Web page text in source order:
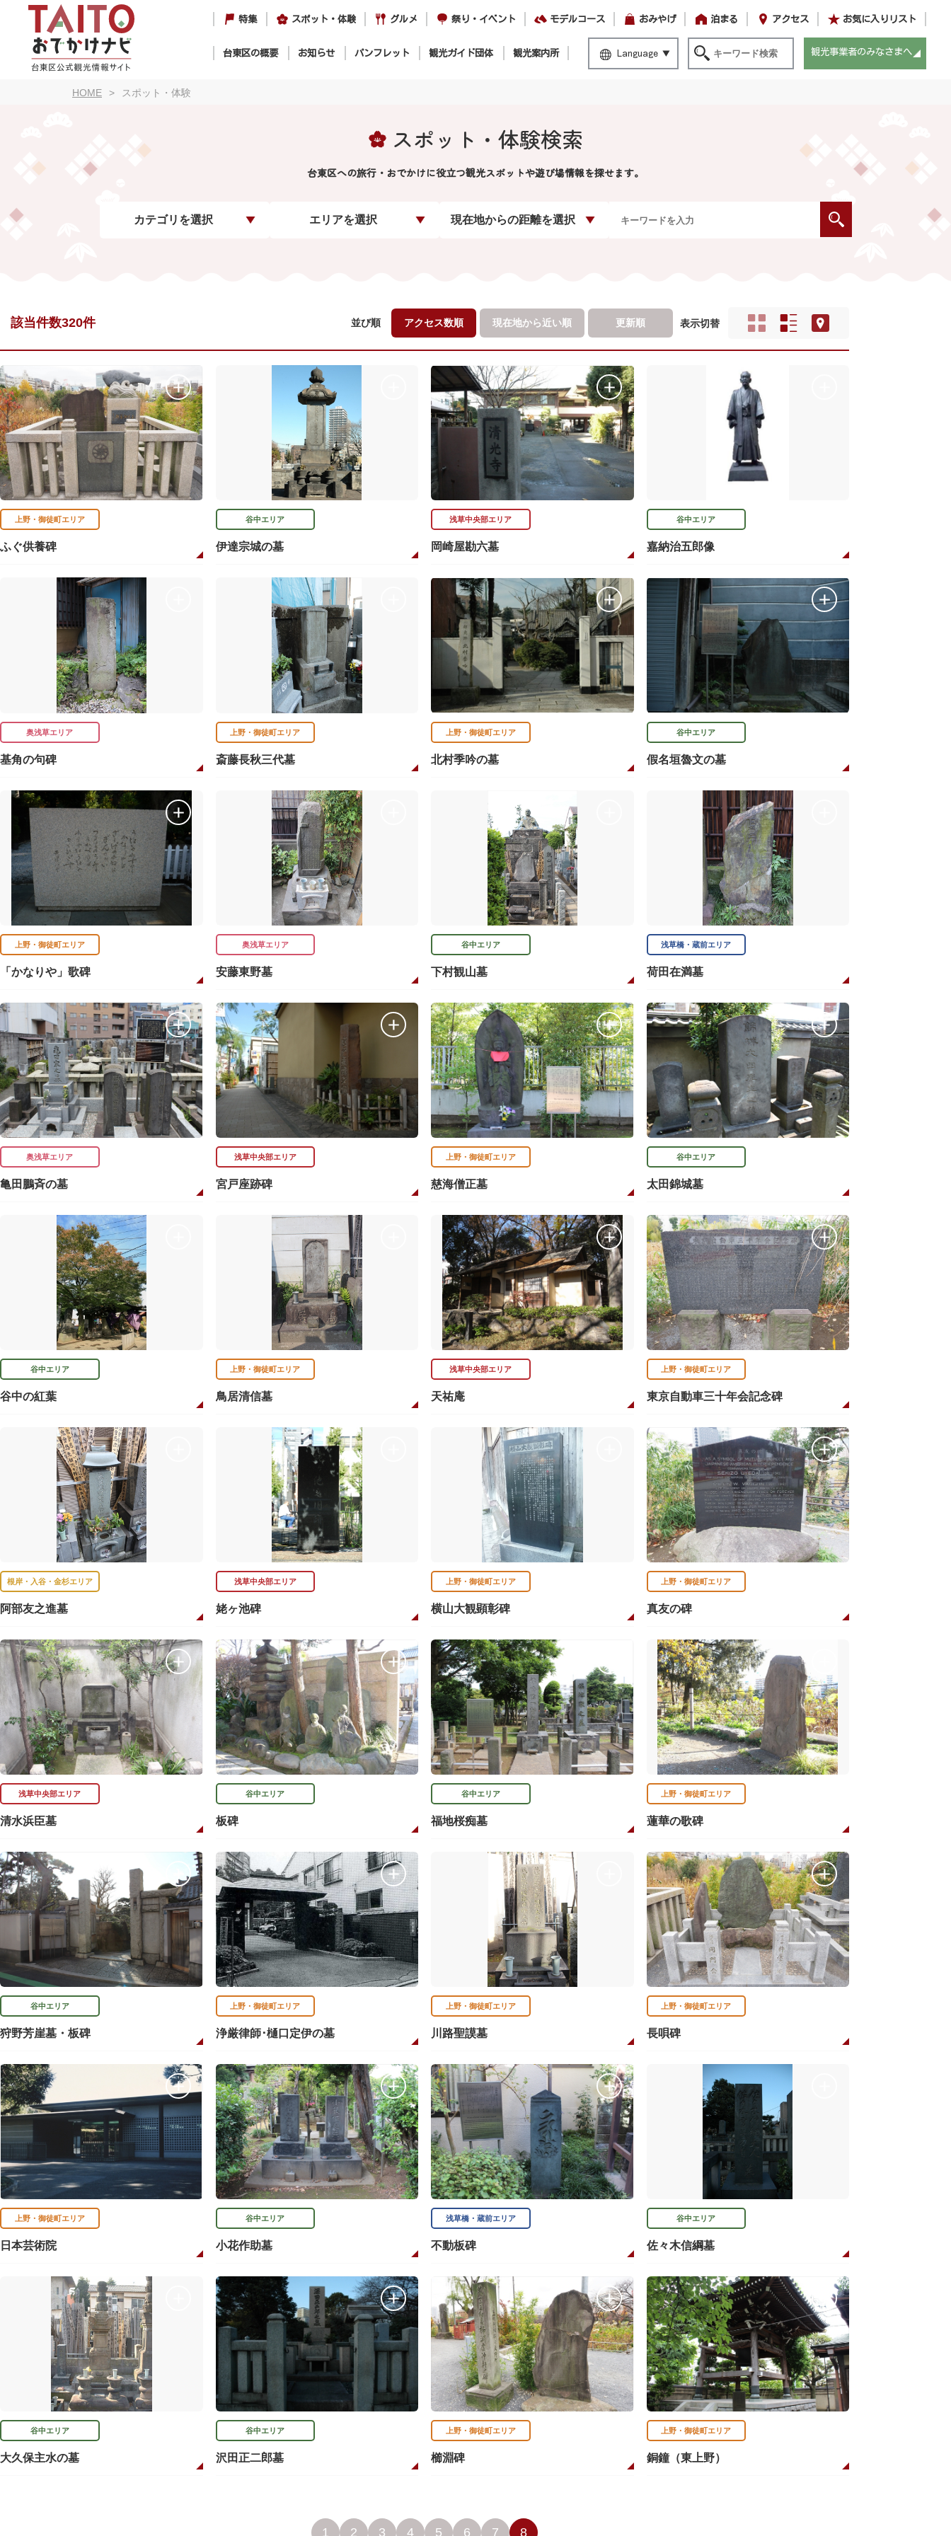
特集 スポット・体験 グルメ 祭り・イベント モデルコース おみやげ 泊まる アクセス お気に入りリスト
台東区の概要 お知らせ パンフレット 観光ガイド団体 観光案内所 Language 観光事業者のみなさまへ
HOME スポット・体験
スポット・体験検索
台東区への旅行・おでかけに役立つ観光スポットや遊び場情報を探せます。
カテゴリを選択 エリアを選択 現在地からの距離を選択
該当件数320件 並び順 アクセス数順 現在地から近い順 更新順 表示切替
上野・御徒町エリア
ふぐ供養碑
谷中エリア
伊達宗城の墓
浅草中央部エリア
岡崎屋勘六墓
谷中エリア
嘉納治五郎像
奥浅草エリア
基角の句碑
上野・御徒町エリア
斎藤長秋三代墓
上野・御徒町エリア
北村季吟の墓
谷中エリア
假名垣魯文の墓
上野・御徒町エリア
「かなりや」歌碑
奥浅草エリア
安藤東野墓
谷中エリア
下村観山墓
浅草橋・蔵前エリア
荷田在満墓
奥浅草エリア
亀田鵬斉の墓
浅草中央部エリア
宮戸座跡碑
上野・御徒町エリア
慈海僧正墓
谷中エリア
太田錦城墓
谷中エリア
谷中の紅葉
上野・御徒町エリア
鳥居清信墓
浅草中央部エリア
天祐庵
上野・御徒町エリア
東京自動車三十年会記念碑
根岸・入谷・金杉エリア
阿部友之進墓
浅草中央部エリア
姥ヶ池碑
上野・御徒町エリア
横山大観顕彰碑
上野・御徒町エリア
真友の碑
浅草中央部エリア
清水浜臣墓
谷中エリア
板碑
谷中エリア
福地桜痴墓
上野・御徒町エリア
蓮華の歌碑
谷中エリア
狩野芳崖墓・板碑
上野・御徒町エリア
浄厳律師･樋口定伊の墓
上野・御徒町エリア
川路聖謨墓
上野・御徒町エリア
長唄碑
上野・御徒町エリア
日本芸術院
谷中エリア
小花作助墓
浅草橋・蔵前エリア
不動板碑
谷中エリア
佐々木信綱墓
谷中エリア
大久保主水の墓
谷中エリア
沢田正二郎墓
上野・御徒町エリア
櫛淵碑
上野・御徒町エリア
銅鐘（東上野）
1 2 3 4 5 6 7 8